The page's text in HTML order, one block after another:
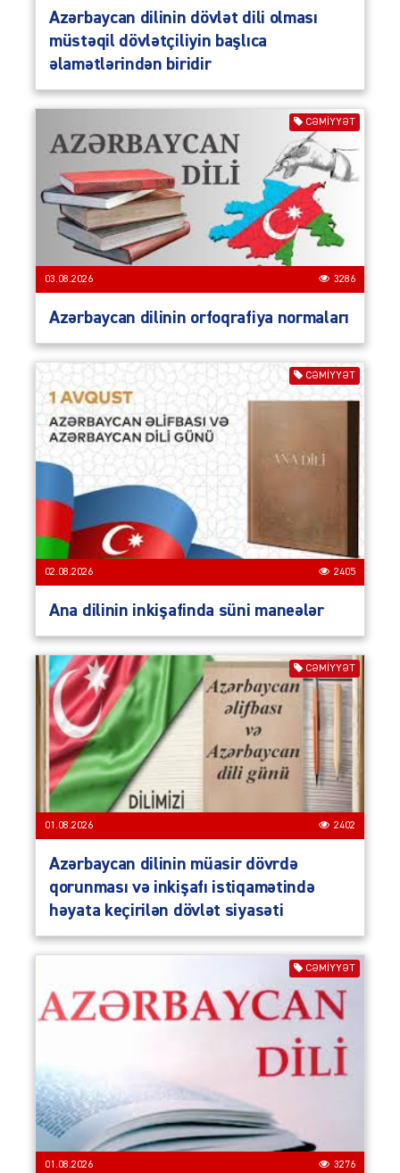
Azərbaycan dilinin dövlət dili olması
müstəqil dövlətçiliyin başlıca
əlamətlərindən biridir
CƏMIYYƏT
03.08.2026 3286
Azərbaycan dilinin orfoqrafiya normaları
CƏMIYYƏT
02.08.2026 2405
Ana dilinin inkişafinda süni maneələr
CƏMIYYƏT
01.08.2026 2402
Azərbaycan dilinin müasir dövrdə
qorunması və inkişafı istiqamətində
həyata keçirilən dövlət siyasəti
CƏMIYYƏT
01.08.2026 3276